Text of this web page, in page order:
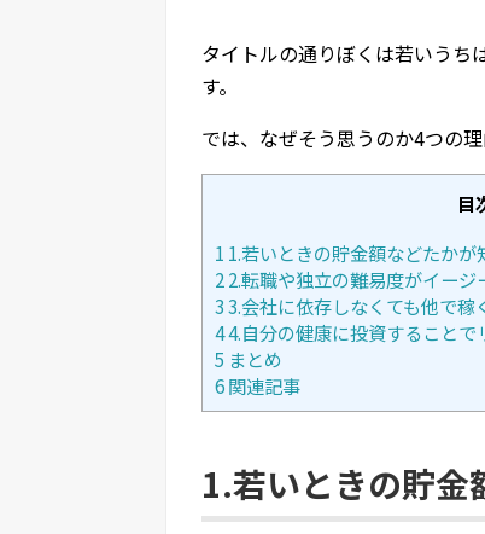
タイトルの通りぼくは若いうち
す。
では、なぜそう思うのか4つの
目
1 1.若いときの貯金額などたかが
22.転職や独立の難易度がイージ
33.会社に依存しなくても他で稼
44.自分の健康に投資することで
5 まとめ
6関連記事
1.若いときの貯金